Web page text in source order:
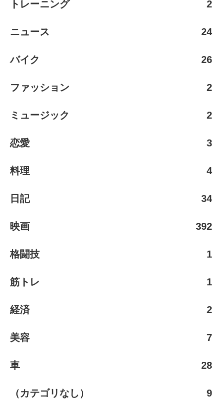
トレーニング 2
ニュース 24
バイク 26
ファッション 2
ミュージック 2
恋愛 3
料理 4
日記 34
映画 392
格闘技 1
筋トレ 1
経済 2
美容 7
車 28
（カテゴリなし） 9